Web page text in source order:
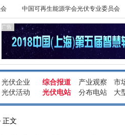
中国可再生能源学会光伏专业委员会
广告
光伏企业 综合报道 产业观察
市
光伏活动 光伏电站 分布电站 大
正文